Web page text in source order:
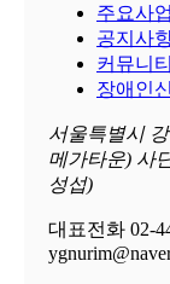
주요사업
공지사
커뮤니티
장애인
서울특별시
메가타운) 사
성섭)
대표전화 02-